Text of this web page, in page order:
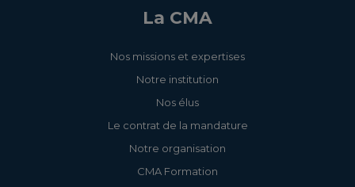
La CMA
Nos missions et expertises
Notre institution
Nos élus
Le contrat de la mandature
Notre organisation
CMA Formation